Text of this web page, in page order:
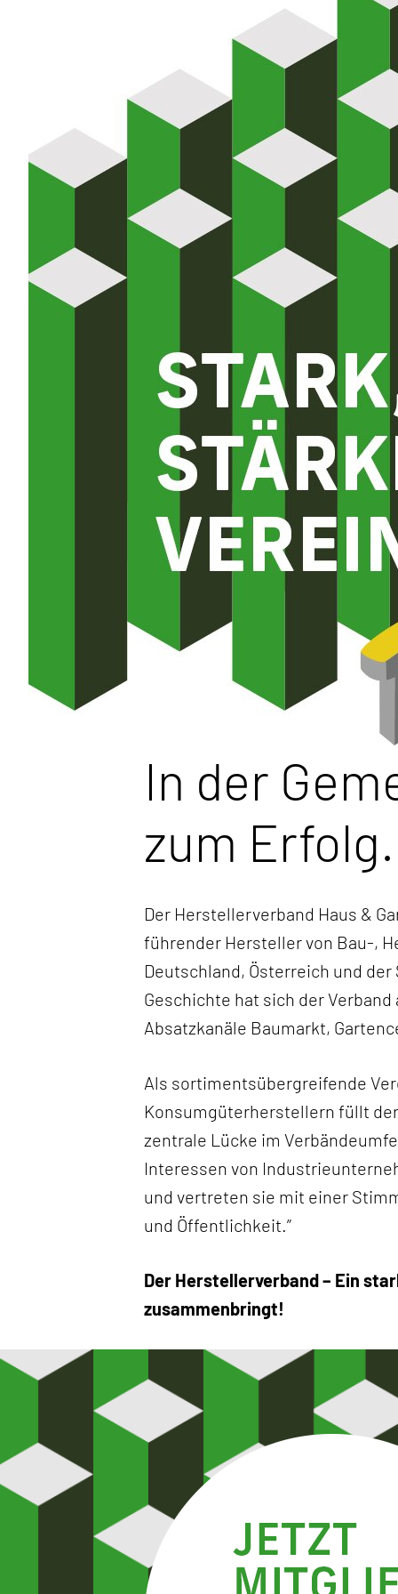
In der
zum Erfolg.
Der Herstellerverband Haus &
führender Hersteller von Bau-,
Deutschland, Österreich und
Geschichte hat sich der
Absatzkanäle Baumarkt,
Als sortimentsübergreifende
Konsumgüterherstellern füllt
zentrale Lücke im
Interessen von
und vertreten sie mit einer
und Öffentlichkeit.”
Der Herstellerverband – Ein
zusammenbringt!